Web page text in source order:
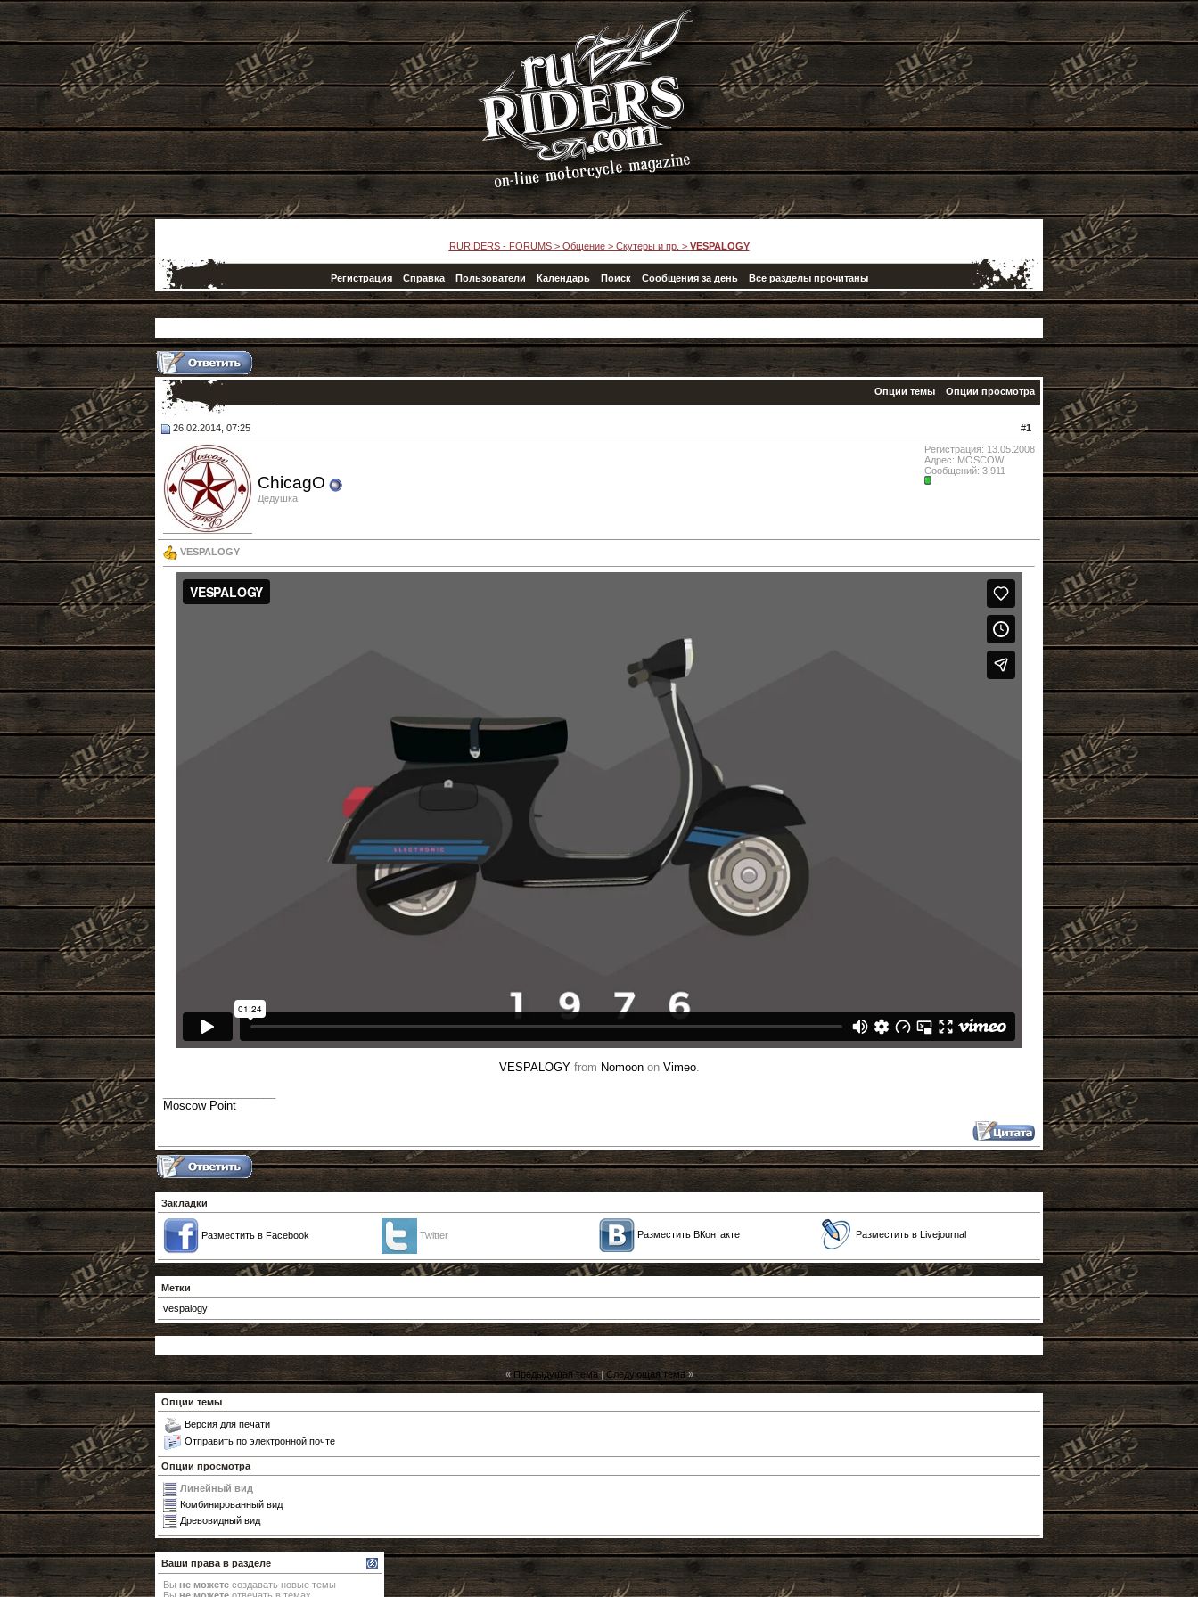
RURIDERS - FORUMS > Общение > Скутеры и пр. > VESPALOGY
Регистрация Справка Пользователи Календарь Поиск Сообщения за день Все разделы прочитаны
Опции темы Опции просмотра
#1
26.02.2014, 07:25
ChicagO
Дедушка
Регистрация: 13.05.2008
Адрес: MOSCOW
Сообщений: 3,911
VESPALOGY
VESPALOGYfrom Nomoonon Vimeo.
Moscow Point
Закладки
Разместить в Facebook Twitter Разместить ВКонтакте Разместить в Livejournal
Метки
vespalogy
« Предыдущая тема|Следующая тема »
Опции темы
Версия для печати
Отправить по электронной почте
Опции просмотра
Линейный вид
Комбинированный вид
Древовидный вид
Ваши права в разделе
Вы не можете создавать новые темы